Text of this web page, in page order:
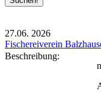
27.06. 2026
Fischereiverein
Beschreibung: